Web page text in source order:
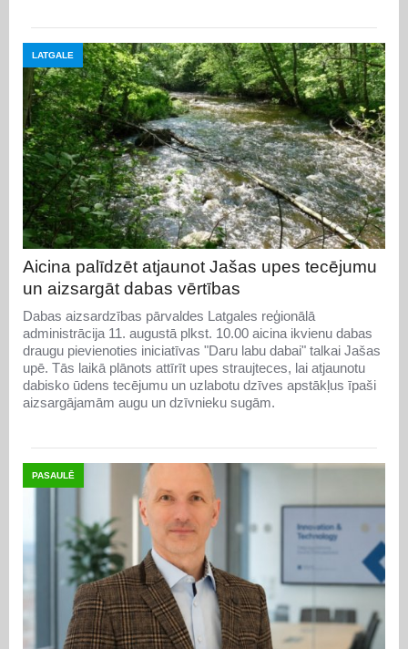
LATGALE
Aicina palīdzēt atjaunot Jašas upes tecējumu
un aizsargāt dabas vērtības
Dabas aizsardzības pārvaldes Latgales reģionālā
administrācija 11. augustā plkst. 10.00 aicina ikvienu dabas
draugu pievienoties iniciatīvas "Daru labu dabai" talkai Jašas
upē. Tās laikā plānots attīrīt upes straujteces, lai atjaunotu
dabisko ūdens tecējumu un uzlabotu dzīves apstākļus īpaši
aizsargājamām augu un dzīvnieku sugām.
PASAULĒ